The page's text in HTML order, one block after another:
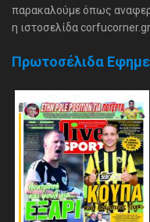
παρακαλούμε όπως
η ιστοσελίδα corfucorner.gr.
Πρωτοσέλιδα